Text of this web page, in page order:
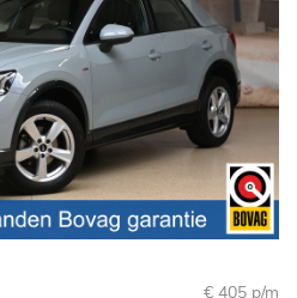
€ 405 p/m